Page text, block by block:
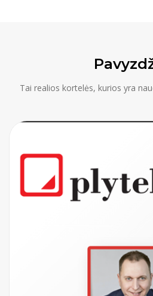
Tai realios kortelės, kurios yra